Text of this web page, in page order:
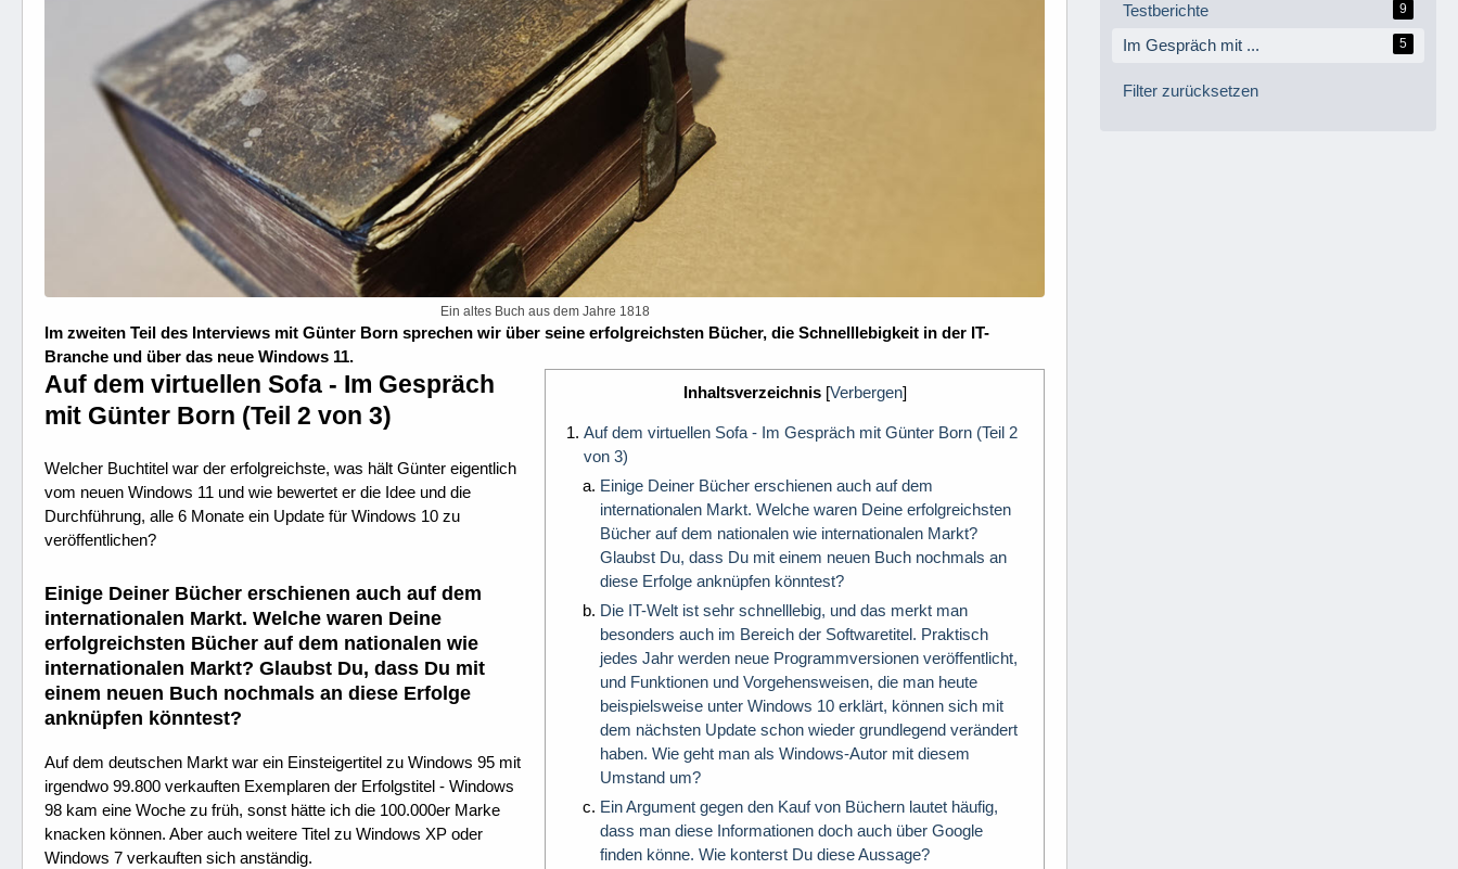
Ein altes Buch aus dem Jahre 1818
Im zweiten Teil des Interviews mit Günter Born sprechen wir über seine erfolgreichsten Bücher, die Schnelllebigkeit in der IT-
Branche und über das neue Windows 11.
Inhaltsverzeichnis [Verbergen]
Auf dem virtuellen Sofa - Im Gespräch mit Günter Born (Teil 2
von 3)
Einige Deiner Bücher erschienen auch auf dem
internationalen Markt. Welche waren Deine erfolgreichsten
Bücher auf dem nationalen wie internationalen Markt?
Glaubst Du, dass Du mit einem neuen Buch nochmals an
diese Erfolge anknüpfen könntest?
Die IT-Welt ist sehr schnelllebig, und das merkt man
besonders auch im Bereich der Softwaretitel. Praktisch
jedes Jahr werden neue Programmversionen veröffentlicht,
und Funktionen und Vorgehensweisen, die man heute
beispielsweise unter Windows 10 erklärt, können sich mit
dem nächsten Update schon wieder grundlegend verändert
haben. Wie geht man als Windows-Autor mit diesem
Umstand um?
Ein Argument gegen den Kauf von Büchern lautet häufig,
dass man diese Informationen doch auch über Google
finden könne. Wie konterst Du diese Aussage?
Auf dem virtuellen Sofa - Im Gespräch
mit Günter Born (Teil 2 von 3)
Welcher Buchtitel war der erfolgreichste, was hält Günter eigentlich
vom neuen Windows 11 und wie bewertet er die Idee und die
Durchführung, alle 6 Monate ein Update für Windows 10 zu
veröffentlichen?
Einige Deiner Bücher erschienen auch auf dem
internationalen Markt. Welche waren Deine
erfolgreichsten Bücher auf dem nationalen wie
internationalen Markt? Glaubst Du, dass Du mit
einem neuen Buch nochmals an diese Erfolge
anknüpfen könntest?
Auf dem deutschen Markt war ein Einsteigertitel zu Windows 95 mit
irgendwo 99.800 verkauften Exemplaren der Erfolgstitel - Windows
98 kam eine Woche zu früh, sonst hätte ich die 100.000er Marke
knacken können. Aber auch weitere Titel zu Windows XP oder
Windows 7 verkauften sich anständig.
Testberichte 9
Im Gespräch mit ... 5
Filter zurücksetzen